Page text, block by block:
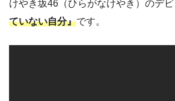
けやき坂46（ひらがなけやき）のデビ
ていない自分』です。